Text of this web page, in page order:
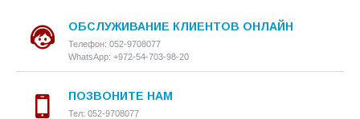
ОБСЛУЖИВАНИЕ КЛИЕНТОВ ОНЛАЙН
Телефон: 052-9708077
WhatsApp: +972-54-703-98-20
ПОЗВОНИТЕ НАМ
Тел: 052-9708077